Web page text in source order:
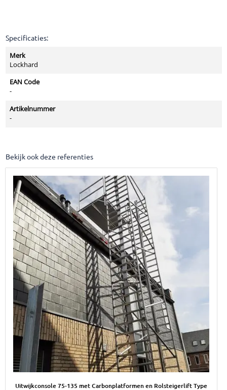
Specificaties:
Merk
Lockhard
EAN Code
-
Artikelnummer
-
Bekijk ook deze referenties
Uitwijkconsole 75-135 met Carbonplatformen en Rolsteigerlift Type